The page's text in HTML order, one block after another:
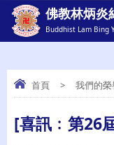
佛教林炳炎
Buddhist Lam Bing
[喜訊﹕第26
首頁 > 我們的榮
[喜訊﹕第26